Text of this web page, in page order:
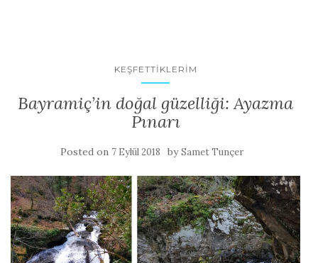
KEŞFETTIKLERIM
Bayramiç’in doğal güzelliği: Ayazma
Pınarı
Posted on 7 Eylül 2018 bySamet Tunçer